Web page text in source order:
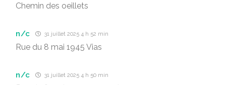
Chemin des oeillets
n/c 31 juillet 2025 4 h 52 min
Rue du 8 mai 1945 Vias
n/c 31 juillet 2025 4 h 50 min